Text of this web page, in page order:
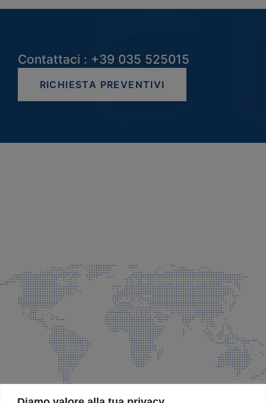
Contattaci : +39 035 525015
RICHIESTA PREVENTIVI
info@faeg.it
COMMERCIALE E SPEDIZIONI
Via Padre Elzi, 32 Grassobbio (BG)
035 525015
035 335037
info@faeg.it
SITE MAP